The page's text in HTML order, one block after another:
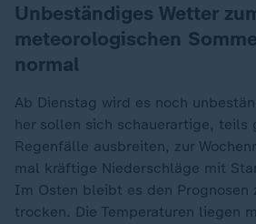
Unbeständiges Wetter
meteorologischen
normal
Ab Dienstag wird es noch
her sollen sich schauerartige, teils
Regenfälle ausbreiten, zur
mal kräftige Niederschläge mit
Im Osten bleibt es den Prognosen
trocken. Die Temperaturen liegen